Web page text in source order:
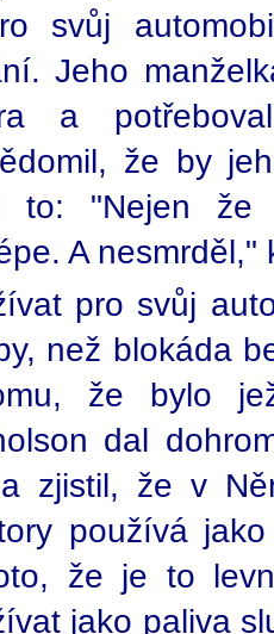
svůj
Jeho
a
že by
to: "Nejen
A
pro svůj
než blokáda
že bylo
dal
zjistil, že v
používá
že je to
jako paliva